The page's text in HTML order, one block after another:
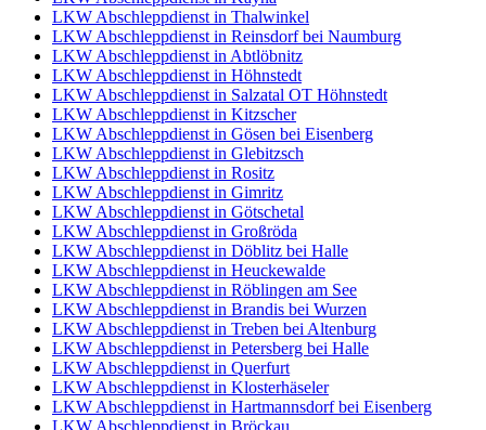
LKW Abschleppdienst in Thalwinkel
LKW Abschleppdienst in Reinsdorf bei Naumburg
LKW Abschleppdienst in Abtlöbnitz
LKW Abschleppdienst in Höhnstedt
LKW Abschleppdienst in Salzatal OT Höhnstedt
LKW Abschleppdienst in Kitzscher
LKW Abschleppdienst in Gösen bei Eisenberg
LKW Abschleppdienst in Glebitzsch
LKW Abschleppdienst in Rositz
LKW Abschleppdienst in Gimritz
LKW Abschleppdienst in Götschetal
LKW Abschleppdienst in Großröda
LKW Abschleppdienst in Döblitz bei Halle
LKW Abschleppdienst in Heuckewalde
LKW Abschleppdienst in Röblingen am See
LKW Abschleppdienst in Brandis bei Wurzen
LKW Abschleppdienst in Treben bei Altenburg
LKW Abschleppdienst in Petersberg bei Halle
LKW Abschleppdienst in Querfurt
LKW Abschleppdienst in Klosterhäseler
LKW Abschleppdienst in Hartmannsdorf bei Eisenberg
LKW Abschleppdienst in Bröckau